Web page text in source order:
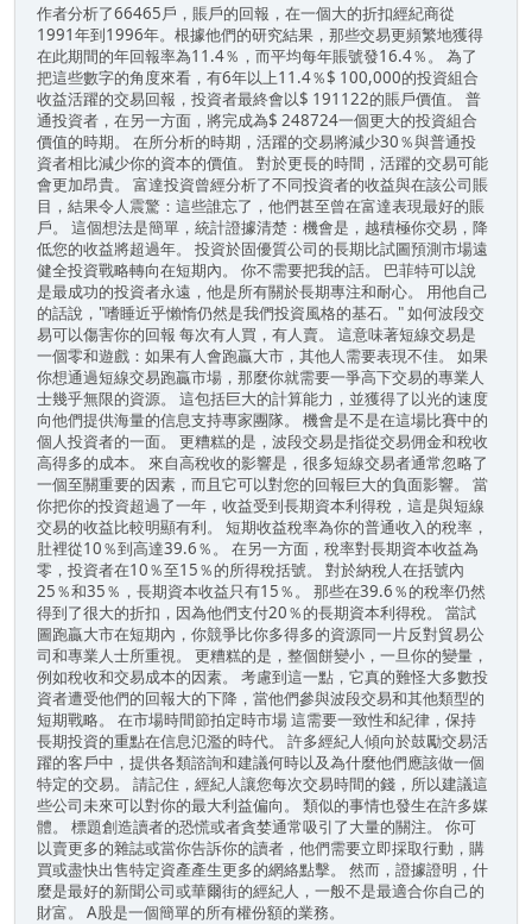
作者分析了66465戶，賬戶的回報，在一個大的折扣經紀商從
1991年到1996年。根據他們的研究結果，那些交易更頻繁地獲得
在此期間的年回報率為11.4％，而平均每年賬號發16.4％。 為了
把這些數字的角度來看，有6年以上11.4％$ 100,000的投資組合
收益活躍的交易回報，投資者最終會以$ 191122的賬戶價值。 普
通投資者，在另一方面，將完成為$ 248724一個更大的投資組合
價值的時期。 在所分析的時期，活躍的交易將減少30％與普通投
資者相比減少你的資本的價值。 對於更長的時間，活躍的交易可能
會更加昂貴。 富達投資曾經分析了不同投資者的收益與在該公司賬
目，結果令人震驚：這些誰忘了，他們甚至曾在富達表現最好的賬
戶。 這個想法是簡單，統計證據清楚：機會是，越積極你交易，降
低您的收益將超過年。 投資於固優質公司的長期比試圖預測市場遠
健全投資戰略轉向在短期內。 你不需要把我的話。 巴菲特可以說
是最成功的投資者永遠，他是所有關於長期專注和耐心。 用他自己
的話說，"嗜睡近乎懶惰仍然是我們投資風格的基石。" 如何波段交
易可以傷害你的回報 每次有人買，有人賣。 這意味著短線交易是
一個零和遊戲：如果有人會跑贏大市，其他人需要表現不佳。 如果
你想通過短線交易跑贏市場，那麼你就需要一爭高下交易的專業人
士幾乎無限的資源。 這包括巨大的計算能力，並獲得了以光的速度
向他們提供海量的信息支持專家團隊。 機會是不是在這場比賽中的
個人投資者的一面。 更糟糕的是，波段交易是指從交易佣金和稅收
高得多的成本。 來自高稅收的影響是，很多短線交易者通常忽略了
一個至關重要的因素，而且它可以對您的回報巨大的負面影響。 當
你把你的投資超過了一年，收益受到長期資本利得稅，這是與短線
交易的收益比較明顯有利。 短期收益稅率為你的普通收入的稅率，
肚裡從10％到高達39.6％。 在另一方面，稅率對長期資本收益為
零，投資者在10％至15％的所得稅括號。 對於納稅人在括號內
25％和35％，長期資本收益只有15％。 那些在39.6％的稅率仍然
得到了很大的折扣，因為他們支付20％的長期資本利得稅。 當試
圖跑贏大市在短期內，你競爭比你多得多的資源同一片反對貿易公
司和專業人士所重視。 更糟糕的是，整個餅變小，一旦你的變量，
例如稅收和交易成本的因素。 考慮到這一點，它真的難怪大多數投
資者遭受他們的回報大的下降，當他們參與波段交易和其他類型的
短期戰略。 在市場時間節拍定時市場 這需要一致性和紀律，保持
長期投資的重點在信息氾濫的時代。 許多經紀人傾向於鼓勵交易活
躍的客戶中，提供各類諮詢和建議何時以及為什麼他們應該做一個
特定的交易。 請記住，經紀人讓您每次交易時間的錢，所以建議這
些公司未來可以對你的最大利益偏向。 類似的事情也發生在許多媒
體。 標題創造讀者的恐慌或者貪婪通常吸引了大量的關注。 你可
以賣更多的雜誌或當你告訴你的讀者，他們需要立即採取行動，購
買或盡快出售特定資產產生更多的網絡點擊。 然而，證據證明，什
麼是最好的新聞公司或華爾街的經紀人，一般不是最適合你自己的
財富。 A股是一個簡單的所有權份額的業務。